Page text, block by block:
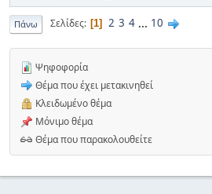
Πάνω Σελίδες 1 2 3 4 ... 10
Ψηφοφορία
Θέμα που έχει μετακινηθεί
Κλειδωμένο θέμα
Μόνιμο θέμα
Θέμα που παρακολουθείτε